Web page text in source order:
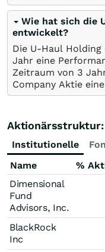
Wie hat sich die
entwickelt?
Die U-Haul
Jahr eine
Zeitraum von 3
Company Aktie
Institutionelle
Name
%
Dimensional
Fund
Advisors, Inc.
BlackRock
Inc